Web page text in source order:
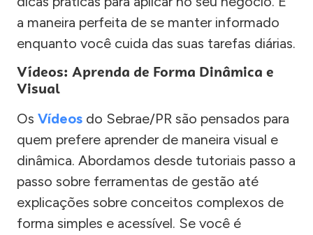
a maneira perfeita de se manter informado
enquanto você cuida das suas tarefas diárias.
Vídeos: Aprenda de Forma Dinâmica e
Visual
Os Vídeos do Sebrae/PR são pensados para
quem prefere aprender de maneira visual e
dinâmica. Abordamos desde tutoriais passo a
passo sobre ferramentas de gestão até
explicações sobre conceitos complexos de
forma simples e acessível. Se você é